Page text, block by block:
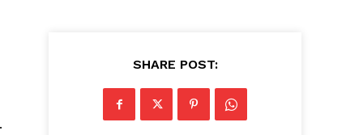
SHARE POST: